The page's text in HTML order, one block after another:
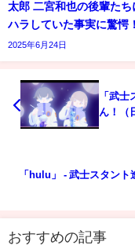
太郎 二宮和也の後輩たち
ハラしていた事実に驚愕
2025年6月24日
「武
ん！（
「hulu」 - 武士スタント
おすすめの記事